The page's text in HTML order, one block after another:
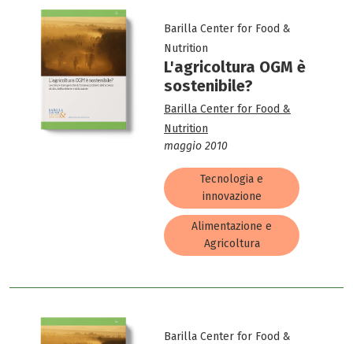
Barilla Center for Food &
Nutrition
L'agricoltura OGM è
sostenibile?
Barilla Center for Food &
Nutrition
maggio 2010
Tecnologia e
innovazione
Alimentazione e
Agricoltura
Barilla Center for Food &